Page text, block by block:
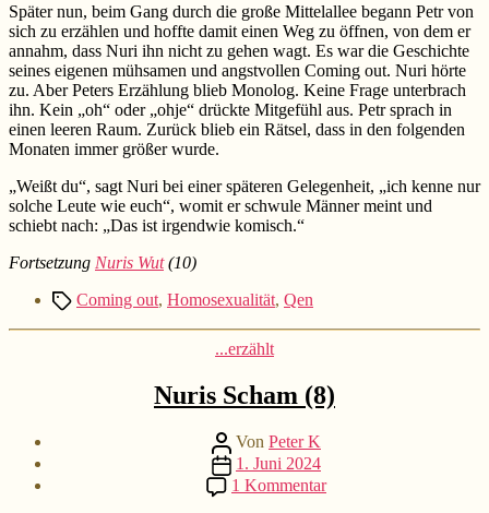
Später nun, beim Gang durch die große Mittelallee begann Petr von
sich zu erzählen und hoffte damit einen Weg zu öffnen, von dem er
annahm, dass Nuri ihn nicht zu gehen wagt. Es war die Geschichte
seines eigenen mühsamen und angstvollen Coming out. Nuri hörte
zu. Aber Peters Erzählung blieb Monolog. Keine Frage unterbrach
ihn. Kein „oh“ oder „ohje“ drückte Mitgefühl aus. Petr sprach in
einen leeren Raum. Zurück blieb ein Rätsel, dass in den folgenden
Monaten immer größer wurde.
„Weißt du“, sagt Nuri bei einer späteren Gelegenheit, „ich kenne nur
solche Leute wie euch“, womit er schwule Männer meint und
schiebt nach: „Das ist irgendwie komisch.“
Fortsetzung Nuris Wut(10)
Schlagwörter
Coming out, Homosexualität, Qen
Kategorien
...erzählt
Nuris Scham (8)
Beitragsautor
Von Peter K
Beitragsdatum
1. Juni 2024
1 Kommentarzu